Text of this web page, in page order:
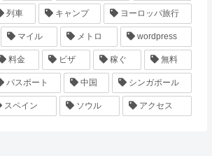
列車 キャンプ ヨーロッパ旅行
マイル メトロ wordpress
料金 ビザ 稼ぐ 無料
パスポート 中国 シンガポール
スペイン ソウル アクセス